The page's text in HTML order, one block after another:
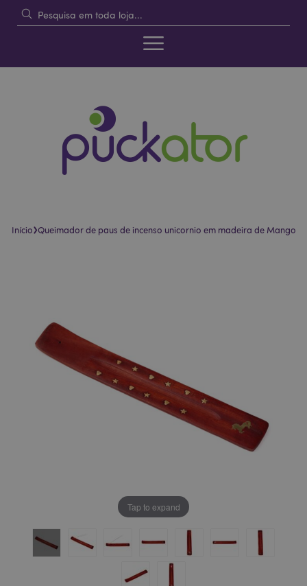
Início›Queimador de paus de incenso unicornio em madeira de Mango
Galeria
imagens
Galeria
imagens
Tap to expand